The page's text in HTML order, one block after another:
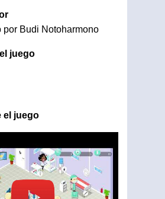
por Budi Notoharmono
juego
el juego